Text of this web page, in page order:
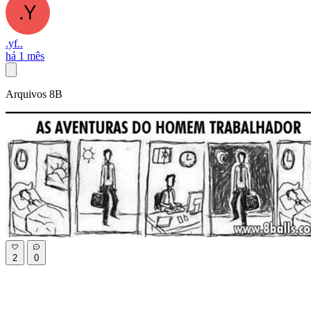
.yf..
há 1 mês
Arquivos 8B
2 0